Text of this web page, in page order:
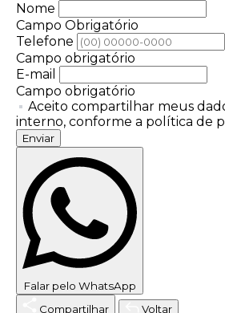
Nome
Campo Obrigatório
Telefone
Campo obrigatório
E-mail
Campo obrigatório
Aceito compartilhar meus
interno, conforme a política de
Enviar
Falar pelo WhatsApp
Compartilhar
Voltar